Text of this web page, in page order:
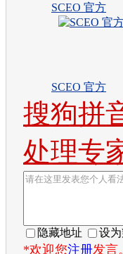
SCEO 官方
SCEO 官方
搜狗拼
处理专
隐藏地址 设
*欢迎您注册发言